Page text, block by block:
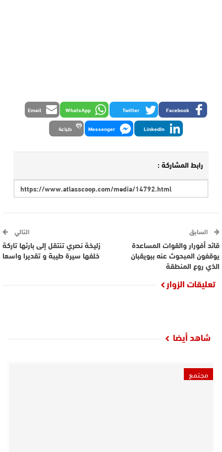
Facebook
Twitter
WhatsApp
Email
LinkedIn
Messenger طباعة
رابط المشاركة :
السابق
قائد أفورار والقوات المساعدة
يوقفون المبحوث عنه ببويقبان
الذي روع المنطقة
التالي
زليخة نصري تنتقل إلى بارئها تاركة
خلفها سيرة طيبة و تقديرا واسعا
تعليقات الزوار
شاهد أيضا
مجتمع